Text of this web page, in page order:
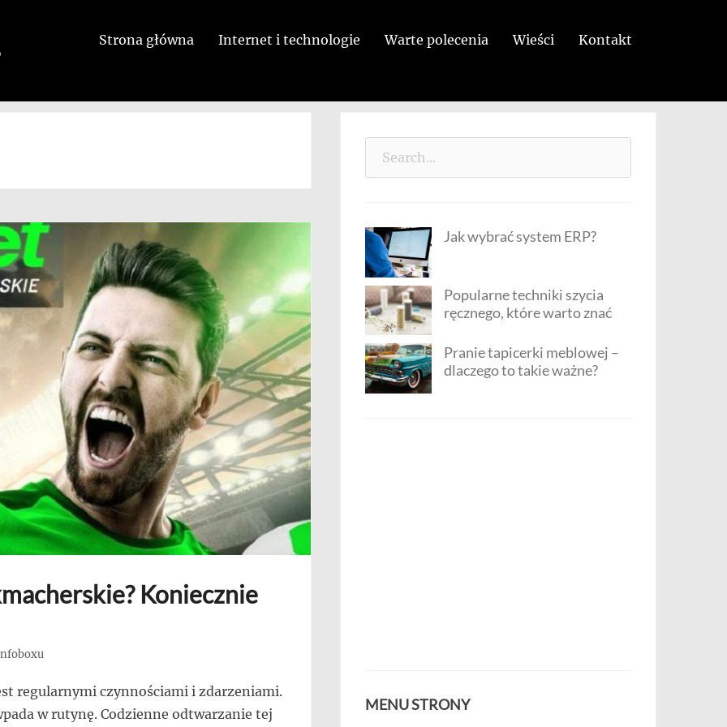
Strona główna Internet i technologie Warte polecenia Wieści Kontakt
Koniecznie
regularnymi czynnościami i zdarzeniami.
w rutynę. Codzienne odtwarzanie tej
Jak wybrać system ERP?
Popularne techniki szycia
ręcznego, które warto znać
Pranie tapicerki meblowej –
dlaczego to takie ważne?
MENU STRONY